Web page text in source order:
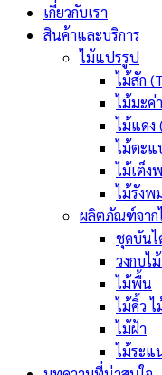
เกี่ยวกับเรา
สินค้าและบริการ
ไม้แปรรูป
ไม้สัก
ไม้มะค่
ไม้แดง
ไม้ตะแ
ไม้เต็ง
ไม้รังพ
ผลิตภัณฑ์จาก
ชุดบันไ
วงกบไ
ไม้พื้น
ไม้คิ้ว ไ
ไม้ฝ้า
ไม้ระแ